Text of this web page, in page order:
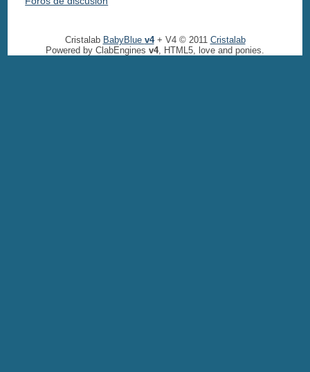
Cristalab BabyBlue v4+ V4 © 2011 Cristalab
Powered by ClabEngines v4, HTML5, love and ponies.